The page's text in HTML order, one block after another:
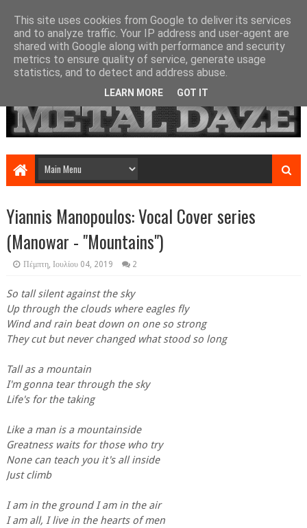
Yiannis Manopoulos: Vocal Cover series
(Manowar - "Mountains")
Πέμπτη, Ιουλίου 04, 2019 2
So tall silent against the sky
Up through the clouds where eagles fly
Wind and rain beat down on one so strong
They cut but never changed what stood so long
Tall as a mountain
I'm gonna tear through the sky
Life's for the taking
Like a man is a mountainside
Greatness waits for those who try
None can teach you it's all inside
Just climb
I am in the ground I am in the air
I am all, I live in the hearts of men
This site uses cookies from Google to deliver its services
and to analyze traffic. Your IP address and user-agent are
shared with Google along with performance and security
metrics to ensure quality of service, generate usage
statistics, and to detect and address abuse.
LEARN MORE GOT IT